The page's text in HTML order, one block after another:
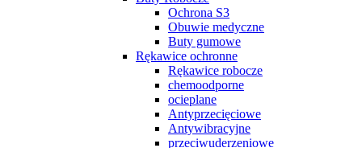
Ochrona S3
Obuwie medyczne
Buty gumowe
Rękawice ochronne
Rękawice robocze
chemoodporne
ocieplane
Antyprzecięciowe
Antywibracyjne
przeciwuderzeniowe